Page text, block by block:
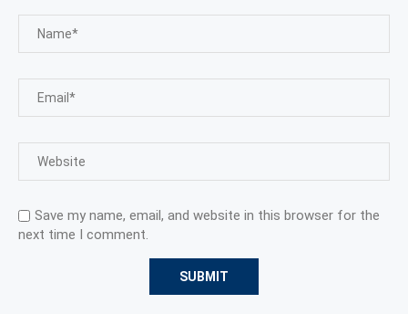
Save my name, email, and website in this browser for the
next time I comment.